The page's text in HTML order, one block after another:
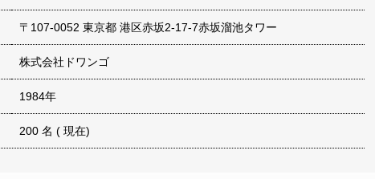
〒107-0052 東京都 港区赤坂2-17-7赤坂溜池タワー
株式会社ドワンゴ
1984年
200 名 ( 現在)